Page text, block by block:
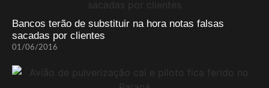
Bancos terão de substituir na hora notas falsas
sacadas por clientes
01/06/2016